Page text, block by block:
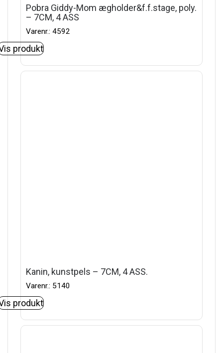
Pobra Giddy-Mom ægholder&f.f.stage, poly.
– 7CM, 4 ASS
Varenr.: 4592
produkt
Kanin, kunstpels – 7CM, 4 ASS.
Varenr.: 5140
produkt